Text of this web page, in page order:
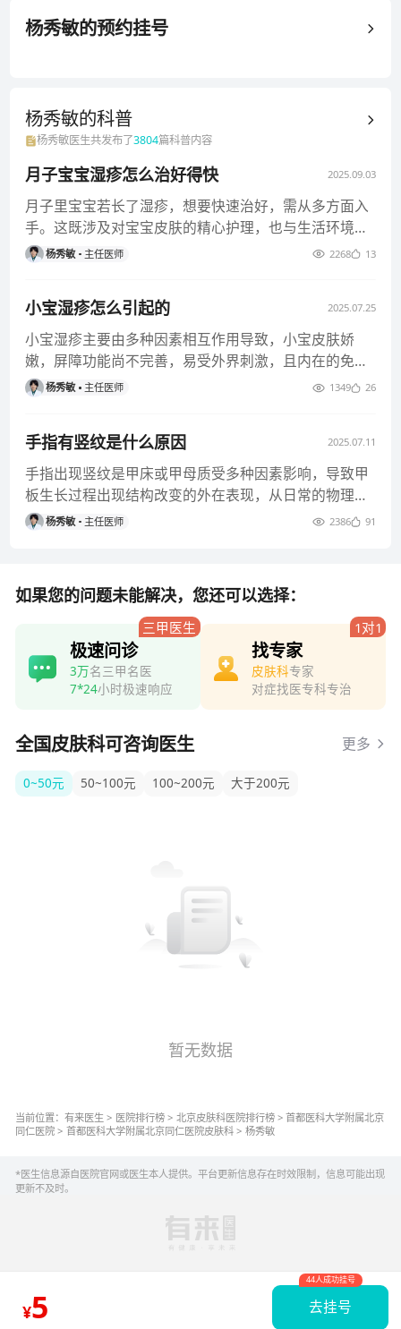
国医师协会皮肤性病学分会真菌学组委员中国老年医学
杨秀敏的预约挂号
杨秀敏的科普
杨秀敏医生共发布了3804篇科普内容
月子宝宝湿疹怎么治好得快 2025.09.03
月子里宝宝若长了湿疹，想要快速治好，需从多方面入
手。这既涉及对宝宝皮肤的精心护理，也与生活环境的
调整以及可能过敏原的排查
杨秀敏 主任医师 2268 13
小宝湿疹怎么引起的 2025.07.25
小宝湿疹主要由多种因素相互作用导致，小宝皮肤娇
嫩，屏障功能尚不完善，易受外界刺激，且内在的免疫
状态、饮食摄入等也会影响湿
杨秀敏 主任医师 1349 26
手指有竖纹是什么原因 2025.07.11
手指出现竖纹是甲床或甲母质受多种因素影响，导致甲
板生长过程出现结构改变的外在表现，从日常的物理刺
激、营养不均衡，到局部皮
杨秀敏 主任医师 2386 91
如果您的问题未能解决，您还可以选择：
三甲医生
极速问诊
3万名三甲名医
7*24小时极速响应
1对1
找专家
皮肤科专家
对症找医专科专治
全国皮肤科可咨询医生 更多
0~50元 50~100元 100~200元 大于200元
暂无数据
当前位置： 有来医生 > 医院排行榜 > 北京皮肤科医院排行榜 > 首都医科大学附属北京
同仁医院 > 首都医科大学附属北京同仁医院皮肤科 > 杨秀敏
*医生信息源自医院官网或医生本人提供。平台更新信息存在时效限制，信息可能出现
更新不及时。
¥5 去挂号
44人成功挂号